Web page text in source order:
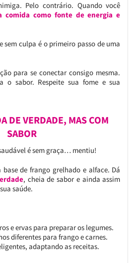
Pelo contrário. Quando você
comida como fonte de energia e
sem culpa é o primeiro passo de uma
para se conectar consigo mesma.
o sabor. Respeite sua fome e sua
DE VERDADE, MAS COM
SABOR
é sem graça… mentiu!
de frango grelhado e alface. Dá
, cheia de sabor e ainda assim
saúde.
e ervas para preparar os legumes.
diferentes para frango e carnes.
adaptando as receitas.